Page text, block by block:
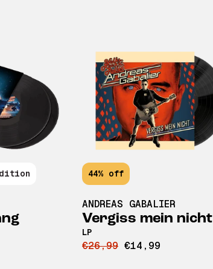
44% off
ANDREAS GABALIER
Vergiss mein nicht
LP
€26,99 €14,99